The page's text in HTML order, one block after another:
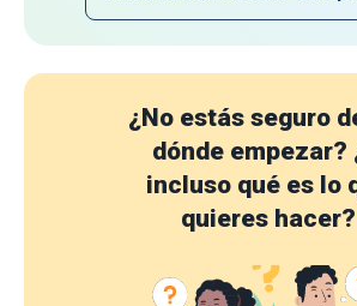
¿No estás seguro
dónde empezar?
incluso qué es lo
quieres hacer?